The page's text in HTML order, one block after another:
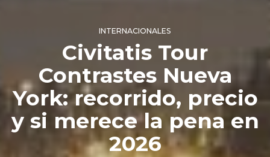
INTERNACIONALES
Civitatis Tour
Contrastes Nueva
York: recorrido, precio
y si merece la pena en
2026